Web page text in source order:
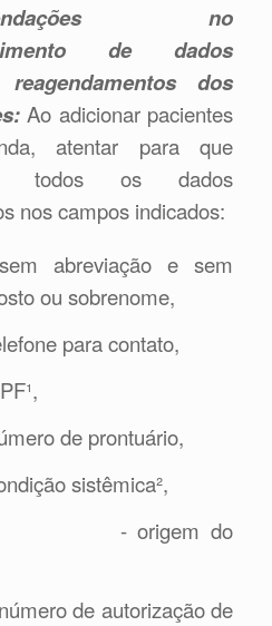
no
de dados
reagendamentos dos
Ao adicionar pacientes
atentar para que
todos os dados
nos campos indicados:
abreviação e sem
ou sobrenome,
contato,
prontuário,
do
autorização de